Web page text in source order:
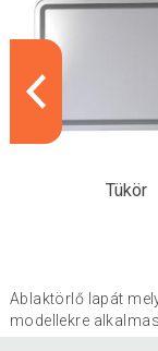
Tükör
Ablaktörlő lapát
modellekre